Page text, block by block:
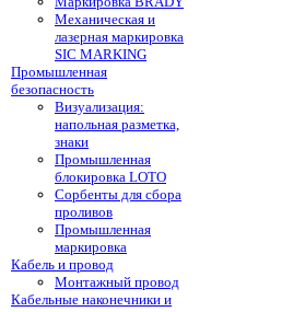
Механическая и
лазерная маркировка
SIC MARKING
Промышленная
безопасность
Визуализация:
напольная разметка,
знаки
Промышленная
блокировка LOTO
Сорбенты для сбора
проливов
Промышленная
маркировка
Кабель и провод
Монтажный провод
Кабельные наконечники и